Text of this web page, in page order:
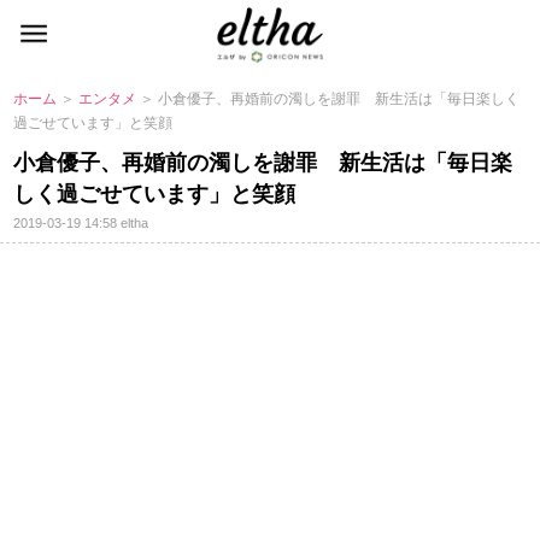
ホーム ＞ エンタメ ＞ 小倉優子、再婚前の濁しを謝罪 新生活は「毎日楽しく
過ごせています」と笑顔
小倉優子、再婚前の濁しを謝罪 新生活は「毎日楽
しく過ごせています」と笑顔
2019-03-19 14:58eltha